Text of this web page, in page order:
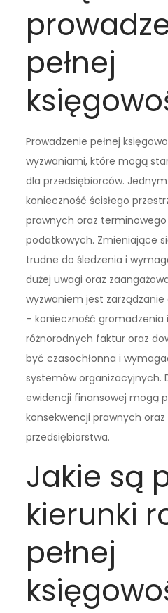
pełnej
Prowadzenie pełnej
wyzwaniami, które mogą
dla przedsiębiorców.
konieczność ścisłego
prawnych oraz terminowego
podatkowych. Zmieniające
trudne do śledzenia i
dużej uwagi oraz
wyzwaniem jest
– konieczność gromadzenia
różnorodnych faktur oraz
być czasochłonna i
systemów organizacyjnych.
ewidencji finansowej mogą
konsekwencji prawnych
przedsiębiorstwa.
Jakie są
kierunki
pełnej